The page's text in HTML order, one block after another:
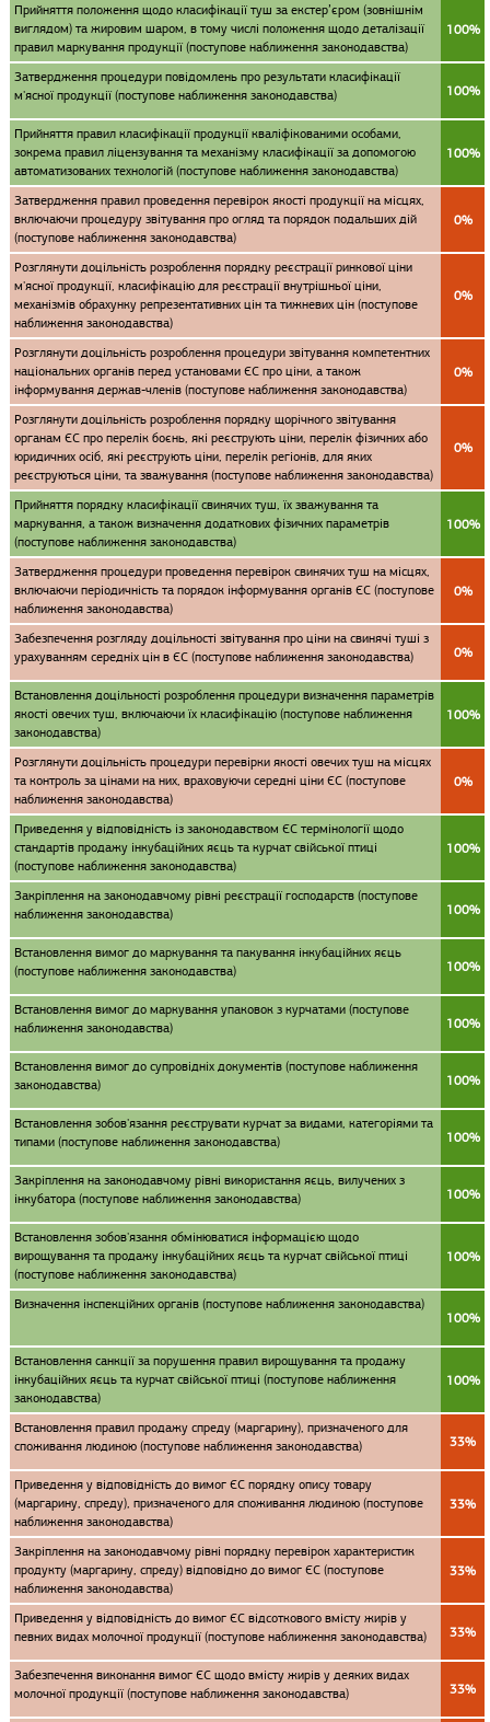
Прийняття положення щодо класифікації туш за екстер’єром (зовнішнім
виглядом) та жировим шаром, в тому числі положення щодо деталізації
правил маркування продукції (поступове наближення законодавства)
100%
Затвердження процедури повідомлень про результати класифікації
м'ясної продукції (поступове наближення законодавства)
100%
Прийняття правил класифікації продукції кваліфікованими особами,
зокрема правил ліцензування та механізму класифікації за допомогою
автоматизованих технологій (поступове наближення законодавства)
100%
Затвердження правил проведення перевірок якості продукції на місцях,
включаючи процедуру звітування про огляд та порядок подальших дій
(поступове наближення законодавства)
0%
Розглянути доцільність розроблення порядку реєстрації ринкової ціни
м'ясної продукції, класифікацію для реєстрації внутрішньої ціни,
механізмів обрахунку репрезентативних цін та тижневих цін (поступове
наближення законодавства)
0%
Розглянути доцільність розроблення процедури звітування компетентних
національних органів перед установами ЄС про ціни, а також
інформування держав-членів (поступове наближення законодавства)
0%
Розглянути доцільність розроблення порядку щорічного звітування
органам ЄС про перелік боєнь, які реєструють ціни, перелік фізичних або
юридичних осіб, які реєструють ціни, перелік регіонів, для яких
реєструються ціни, та зважування (поступове наближення законодавства)
0%
Прийняття порядку класифікації свинячих туш, їх зважування та
маркування, а також визначення додаткових фізичних параметрів
(поступове наближення законодавства)
100%
Затвердження процедури проведення перевірок свинячих туш на місцях,
включаючи періодичність та порядок інформування органів ЄС (поступове
наближення законодавства)
0%
Забезпечення розгляду доцільності звітування про ціни на свинячі туші з
урахуванням середніх цін в ЄС (поступове наближення законодавства)
0%
Встановлення доцільності розроблення процедури визначення параметрів
якості овечих туш, включаючи їх класифікацію (поступове наближення
законодавства)
100%
Розглянути доцільність процедури перевірки якості овечих туш на місцях
та контроль за цінами на них, враховуючи середні ціни ЄС (поступове
наближення законодавства)
0%
Приведення у відповідність із законодавством ЄС термінології щодо
cтандартів продажу інкубаційних яєць та курчат свійської птиці
(поступове наближення законодавства)
100%
Закріплення на законодавчому рівні реєстрації господарств (поступове
наближення законодавства)
100%
Встановлення вимог до маркування та пакування інкубаційних яєць
(поступове наближення законодавства)
100%
Встановлення вимог до маркування упаковок з курчатами (поступове
наближення законодавства)
100%
Встановлення вимог до супровідніх документів (поступове наближення
законодавства)
100%
Встановлення зобов'язання реєструвати курчат за видами, категоріями та
типами (поступове наближення законодавства)
100%
Закріплення на законодавчому рівні використання яєць, вилучених з
інкубатора (поступове наближення законодавства)
100%
Встановлення зобов'язання обмінюватися інформацією щодо
вирощування та продажу інкубаційних яєць та курчат свійської птиці
(поступове наближення законодавства)
100%
Визначення інспекційних органів (поступове наближення законодавства)
100%
Встановлення санкції за порушення правил вирощування та продажу
інкубаційних яєць та курчат свійської птиці (поступове наближення
законодавства)
100%
Встановлення правил продажу спреду (маргарину), призначеного для
споживання людиною (поступове наближення законодавства)
33%
Приведення у відповідність до вимог ЄС порядку опису товару
(маргарину, спреду), призначеного для споживання людиною (поступове
наближення законодавства)
33%
Закріплення на законодавчому рівні порядку перевірок характеристик
продукту (маргарину, спреду) відповідно до вимог ЄС (поступове
наближення законодавства)
33%
Приведення у відповідність до вимог ЄС відсоткового вмісту жирів у
певних видах молочної продукції (поступове наближення законодавства)
33%
Забезпечення виконання вимог ЄС щодо вмісту жирів у деяких видах
молочної продукції (поступове наближення законодавства)
33%